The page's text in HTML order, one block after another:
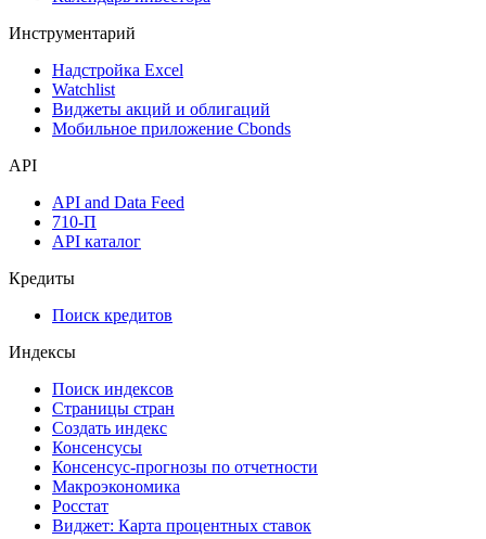
Инструментарий
Надстройка Excel
Watchlist
Виджеты акций и облигаций
Мобильное приложение Cbonds
API
API and Data Feed
710-П
API каталог
Кредиты
Поиск кредитов
Индексы
Поиск индексов
Страницы стран
Создать индекс
Консенсусы
Консенсус-прогнозы по отчетности
Макроэкономика
Росстат
Виджет: Карта процентных ставок